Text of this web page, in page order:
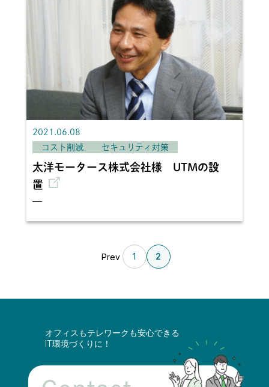
2021.06.08
コスト削減
セキュリティ対策
太洋モータース株式会社様 UTMの設
置
—
Prev 1 2
オフィスもテレワークも安心できる
IT環境づくりに！